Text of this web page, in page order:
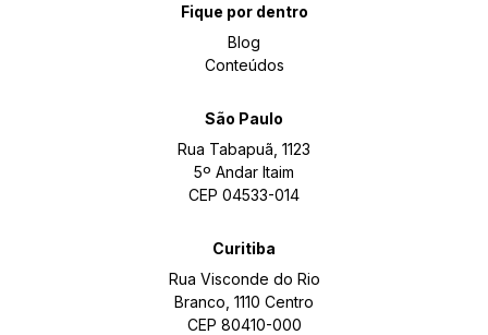
Fique por dentro
Blog
Conteúdos
São Paulo
Rua Tabapuã, 1123
5º Andar Itaim
CEP 04533-014
Curitiba
Rua Visconde do Rio
Branco, 1110 Centro
CEP 80410-000